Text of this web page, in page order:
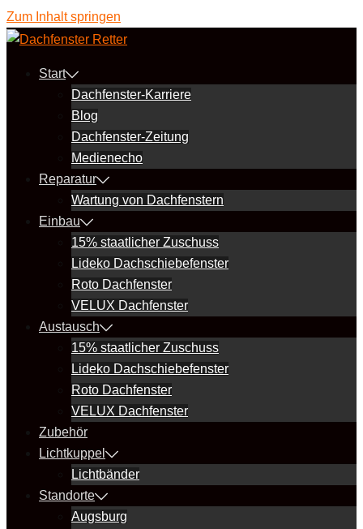
Zum Inhalt springen
Start
Dachfenster-Karriere
Blog
Dachfenster-Zeitung
Medienecho
Reparatur
Wartung von Dachfenstern
Einbau
15% staatlicher Zuschuss
Lideko Dachschiebefenster
Roto Dachfenster
VELUX Dachfenster
Austausch
15% staatlicher Zuschuss
Lideko Dachschiebefenster
Roto Dachfenster
VELUX Dachfenster
Zubehör
Lichtkuppel
Lichtbänder
Standorte
Augsburg